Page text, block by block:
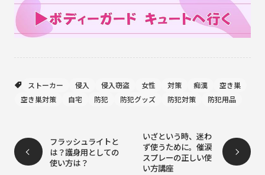
ストーカー 侵入 侵入窃盗 女性 対策 痴漢
空き巣
空き巣対策
自宅 防犯 防犯グッズ 防犯対策 防犯用品
フラッシュライトと
は？護身用としての
使い方は？
いざという時、迷わ
ず使うために。催涙
スプレーの正しい使
い方講座